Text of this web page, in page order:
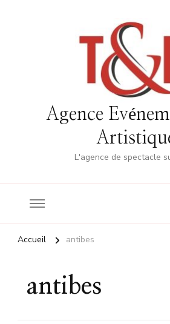
Agence
L'agence de spectacle
Accueil antibes
antibes